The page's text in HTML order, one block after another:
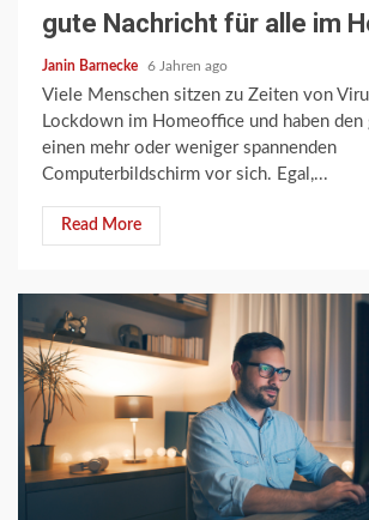
gute Nachricht für alle im
Janin Barnecke 6 Jahren ago
Viele Menschen sitzen zu Zeiten von
Lockdown im Homeoffice und haben den
einen mehr oder weniger spannenden
Computerbildschirm vor sich. Egal,...
Read More